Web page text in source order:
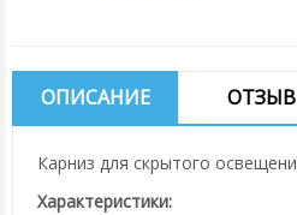
ОПИСАНИЕ ОТЗЫВ
Карниз для скрытого
Характеристики: